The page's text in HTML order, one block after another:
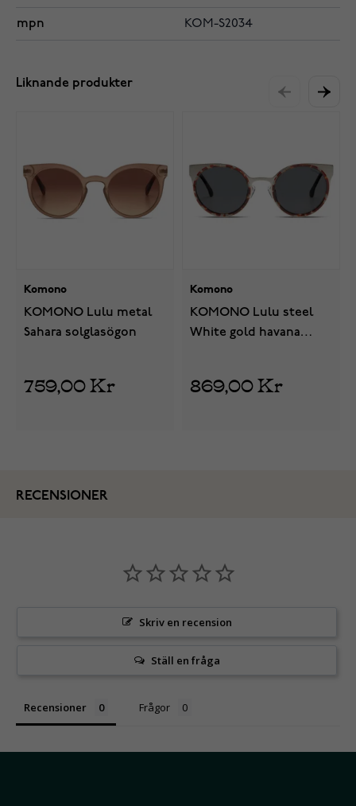
mpn KOM-S2034
Liknande produkter
Komono
KOMONO Lulu metal
Sahara solglasögon
759,00 Kr
Komono
KOMONO Lulu steel
White gold havana
869,00 Kr
RECENSIONER
Skriv en recension
Ställ en fråga
Recensioner Frågor